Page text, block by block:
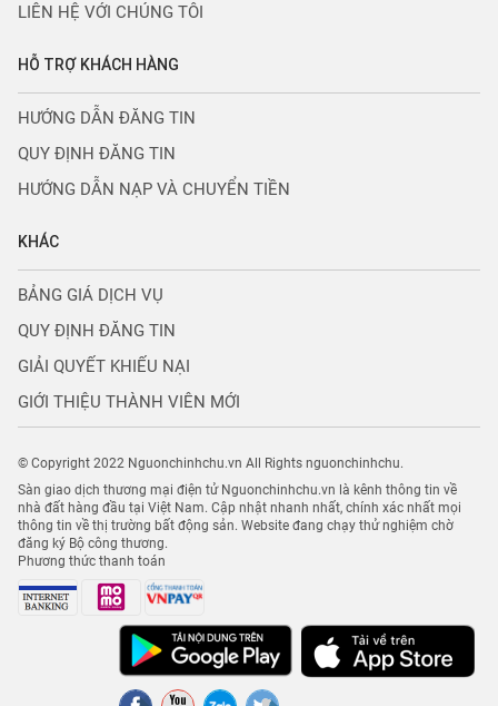
LIÊN HỆ VỚI CHÚNG TÔI
HỖ TRỢ KHÁCH HÀNG
HƯỚNG DẪN ĐĂNG TIN
QUY ĐỊNH ĐĂNG TIN
HƯỚNG DẪN NẠP VÀ CHUYỂN TIỀN
KHÁC
BẢNG GIÁ DỊCH VỤ
QUY ĐỊNH ĐĂNG TIN
GIẢI QUYẾT KHIẾU NẠI
GIỚI THIỆU THÀNH VIÊN MỚI
© Copyright 2022 Nguonchinhchu.vn All Rights nguonchinhchu.
Sàn giao dịch thương mại điện tử Nguonchinhchu.vn là kênh thông tin về
nhà đất hàng đầu tại Việt Nam. Cập nhật nhanh nhất, chính xác nhất mọi
thông tin về thị trường bất động sản. Website đang chạy thử nghiệm chờ
đăng ký Bộ công thương.
Phương thức thanh toán